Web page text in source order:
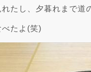
たし、夕暮れまで
べたよ(笑)